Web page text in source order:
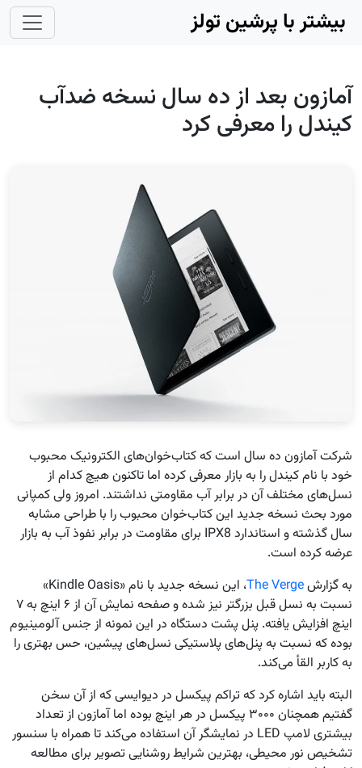
Skip to main content
بیشتر با پرشین تولز
آمازون بعد از ده سال نسخه ضدآب
کیندل را معرفی کرد
شرکت آمازون ده سال است که کتاب‌خوان‌های الکترونیک محبوب
خود با نام کیندل را به بازار معرفی کرده اما تاکنون هیچ کدام از
نسل‌های مختلف آن در برابر آب مقاومتی نداشتند. امروز ولی کمپانی
مورد بحث نسخه جدید این کتاب‌خوان محبوب را با طراحی مشابه
سال گذشته و استاندارد IPX8 برای مقاومت در برابر نفوذ آب به بازار
عرضه کرده است.
به گزارشThe Verge
، این نسخه جدید با نام «Kindle Oasis»
نسبت به نسل قبل بزرگتر نیز شده و صفحه نمایش آن از ۶ اینچ به ۷
اینچ افزایش یافته. پنل پشت دستگاه در این نمونه از جنس آلومینیوم
بوده که نسبت به پنل‌های پلاستیکی نسل‌های پیشین، حس بهتری را
به کاربر القأ می‌کند.
البته باید اشاره کرد که تراکم پیکسل در دیوایسی که از آن سخن
گفتیم همچنان ۳۰۰۰ پیکسل در هر اینچ بوده اما آمازون از تعداد
بیشتری لامپ LED در نمایشگر آن استفاده می‌کند تا همراه با سنسور
تشخیص نور محیطی، بهترین شرایط روشنایی تصویر برای مطالعه